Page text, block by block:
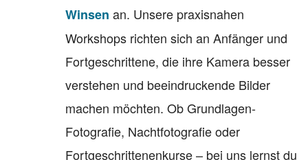
Winsen an. Unsere praxisnahen
Workshops richten sich an Anfänger und
Fortgeschrittene, die ihre Kamera besser
verstehen und beeindruckende Bilder
machen möchten. Ob Grundlagen-
Fotografie, Nachtfotografie oder
Fortgeschrittenenkurse – bei uns lernst du